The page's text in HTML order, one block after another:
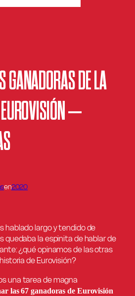
GANADORAS DE LA
–
en2020
hablado largo y tendido de
quedaba la espinita de hablar de
¿qué opinamos de las otras
de Eurovisión?
una tarea de magna
las 67 ganadoras de Eurovisión